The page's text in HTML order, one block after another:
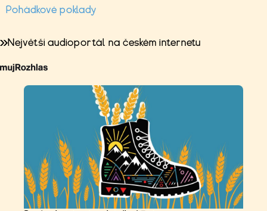
Pohádkové poklady
Největší audioportál na českém internetu